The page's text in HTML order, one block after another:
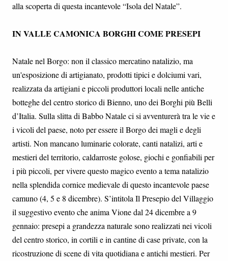
alla scoperta di questa incantevole “Isola del Natale”.
IN VALLE CAMONICA BORGHI COME PRESEPI
Natale nel Borgo: non il classico mercatino natalizio, ma
un'esposizione di artigianato, prodotti tipici e dolciumi vari,
realizzata da artigiani e piccoli produttori locali nelle antiche
botteghe del centro storico di Bienno, uno dei Borghi più Belli
d’Italia. Sulla slitta di Babbo Natale ci si avventurerà tra le vie e
i vicoli del paese, noto per essere il Borgo dei magli e degli
artisti. Non mancano luminarie colorate, canti natalizi, arti e
mestieri del territorio, caldarroste golose, giochi e gonfiabili per
i più piccoli, per vivere questo magico evento a tema natalizio
nella splendida cornice medievale di questo incantevole paese
camuno (4, 5 e 8 dicembre). S’intitola Il Presepio del Villaggio
il suggestivo evento che anima Vione dal 24 dicembre a 9
gennaio: presepi a grandezza naturale sono realizzati nei vicoli
del centro storico, in cortili e in cantine di case private, con la
ricostruzione di scene di vita quotidiana e antichi mestieri. Per